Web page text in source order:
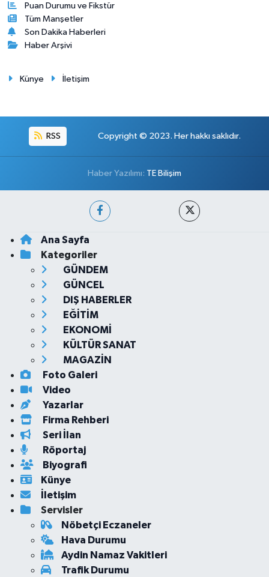
Puan Durumu ve Fikstür
Tüm Manşetler
Son Dakika Haberleri
Haber Arşivi
Künye İletişim
RSS Copyright © 2023. Her hakkı saklıdır.
Haber Yazılımı: TE Bilişim
Ana Sayfa
Kategoriler
GÜNDEM
GÜNCEL
DIŞ HABERLER
EĞİTİM
EKONOMİ
KÜLTÜR SANAT
MAGAZİN
Foto Galeri
Video
Yazarlar
Firma Rehberi
Seri İlan
Röportaj
Biyografi
Künye
İletişim
Servisler
Nöbetçi Eczaneler
Hava Durumu
Aydin Namaz Vakitleri
Trafik Durumu